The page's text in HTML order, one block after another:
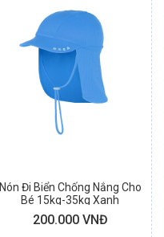
Nón Đi Biển Chống Nắng Cho
Bé 15kg-35kg Xanh
200.000 VNĐ